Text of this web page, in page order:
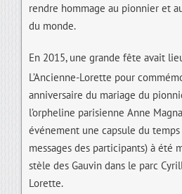
rendre hommage au pionnier et
du monde.
En 2015, une grande fête avait
L’Ancienne-Lorette pour
anniversaire du mariage du
l’orpheline parisienne Anne
événement une capsule du
messages des participants) à été
stèle des Gauvin dans le parc
Lorette.